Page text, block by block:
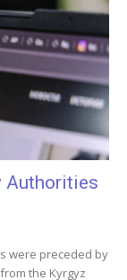
Authorities
were preceded by
the Kyrgyz